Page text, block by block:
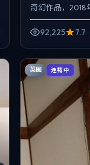
奇幻作品，2018
卓、蕾雅·赛杜
来写...92,225 7.7
英国 连载中